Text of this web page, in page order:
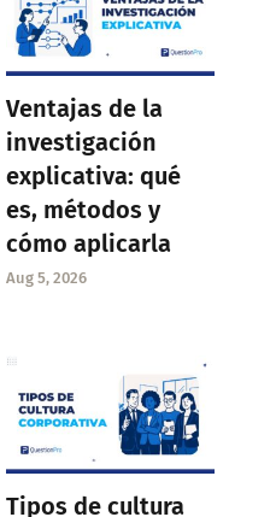
Ventajas de la
investigación
explicativa: qué
es, métodos y
cómo aplicarla
Aug 5, 2026
Tipos de cultura